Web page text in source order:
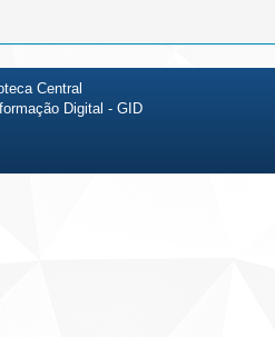
Central
Digital - GID